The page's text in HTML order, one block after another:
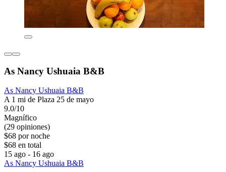
As Nancy Ushuaia B&B
As Nancy Ushuaia B&B
A 1 mi de Plaza 25 de mayo
9.0/10
Magnífico
(29 opiniones)
$68 por noche
$68 en total
15 ago - 16 ago
As Nancy Ushuaia B&B